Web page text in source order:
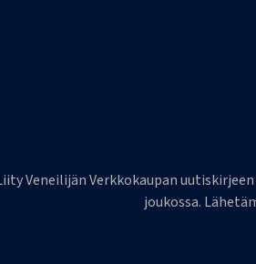
Veneilijän Verkkokaupan
joukossa.